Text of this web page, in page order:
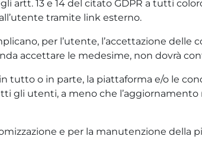
artt. 13 e 14 del citato GDPR a tutti
tramite link esterno.
per l’utente, l’accettazione
accettare le medesime, non dovrà
tutto o in parte, la piattaforma e/o le
gli utenti, a meno che
e per la manutenzione